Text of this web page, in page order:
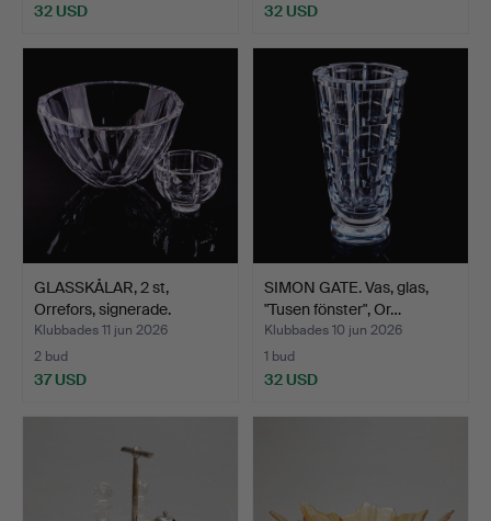
32 USD 32 USD
GLASSKÅLAR, 2 st,
Orrefors, signerade.
Klubbades 11 jun 2026
2 bud
37 USD
SIMON GATE. Vas, glas,
"Tusen fönster", Or…
Klubbades 10 jun 2026
1 bud
32 USD